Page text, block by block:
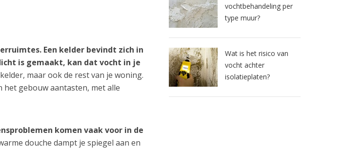
Een kelder bevindt zich in
is gemaakt, kan dat vocht in je
maar ook de rest van je woning.
het gebouw aantasten, met alle
komen vaak voor in de
douche dampt je spiegel aan en
vochtbehandeling per
type muur?
Wat is het risico van
vocht achter
isolatieplaten?